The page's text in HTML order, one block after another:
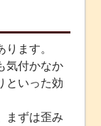
ます。
気付かなか
といった効
まずは歪み